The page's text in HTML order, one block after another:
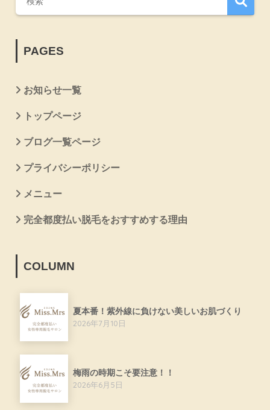
PAGES
お知らせ一覧
トップページ
ブログ一覧ページ
プライバシーポリシー
メニュー
完全都度払い脱毛をおすすめする理由
COLUMN
夏本番！紫外線に負けない美しいお肌づくり
2026年7月10日
梅雨の時期こそ要注意！！
2026年6月5日